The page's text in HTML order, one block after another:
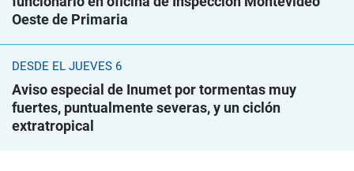
Oeste de Primaria
DESDE EL JUEVES 6
Aviso especial de Inumet por tormentas muy
fuertes, puntualmente severas, y un ciclón
extratropical